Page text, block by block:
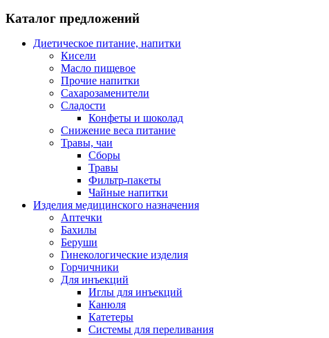
Каталог предложений
Диетическое питание, напитки
Кисели
Масло пищевое
Прочие напитки
Сахарозаменители
Сладости
Конфеты и шоколад
Снижение веса питание
Травы, чаи
Сборы
Травы
Фильтр-пакеты
Чайные напитки
Изделия медицинского назначения
Аптечки
Бахилы
Беруши
Гинекологические изделия
Горчичники
Для инъекций
Иглы для инъекций
Канюля
Катетеры
Системы для переливания